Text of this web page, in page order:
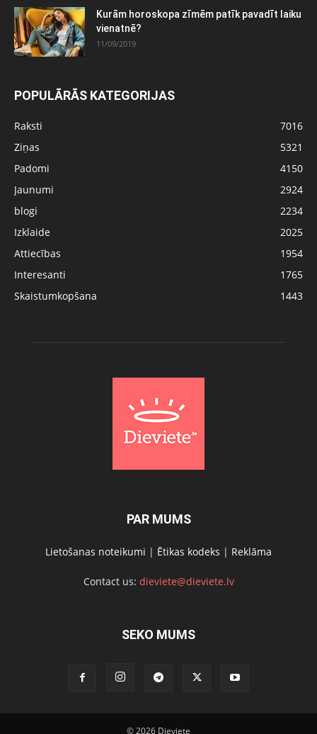
Kurām horoskopa zīmēm patīk pavadīt laiku
vienatnē?
11/09/2019
POPULĀRĀS KATEGORIJAS
Raksti
7016
Ziņas
5321
Padomi
4150
Jaunumi
2924
blogi
2234
Izklaide
2025
Attiecības
1954
Interesanti
1765
Skaistumkopšana
1443
PAR MUMS
Lietošanas noteikumi | Ētikas kodeks | Reklāma
Contact us: dieviete@dieviete.lv
SEKO MUMS
© 2026 Dieviete